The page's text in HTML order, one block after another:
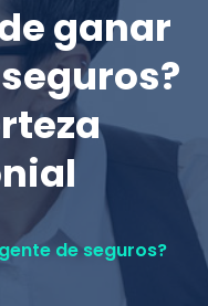
ganar
de seguros?